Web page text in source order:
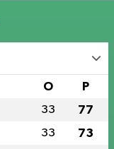
O P
33 77
33 73